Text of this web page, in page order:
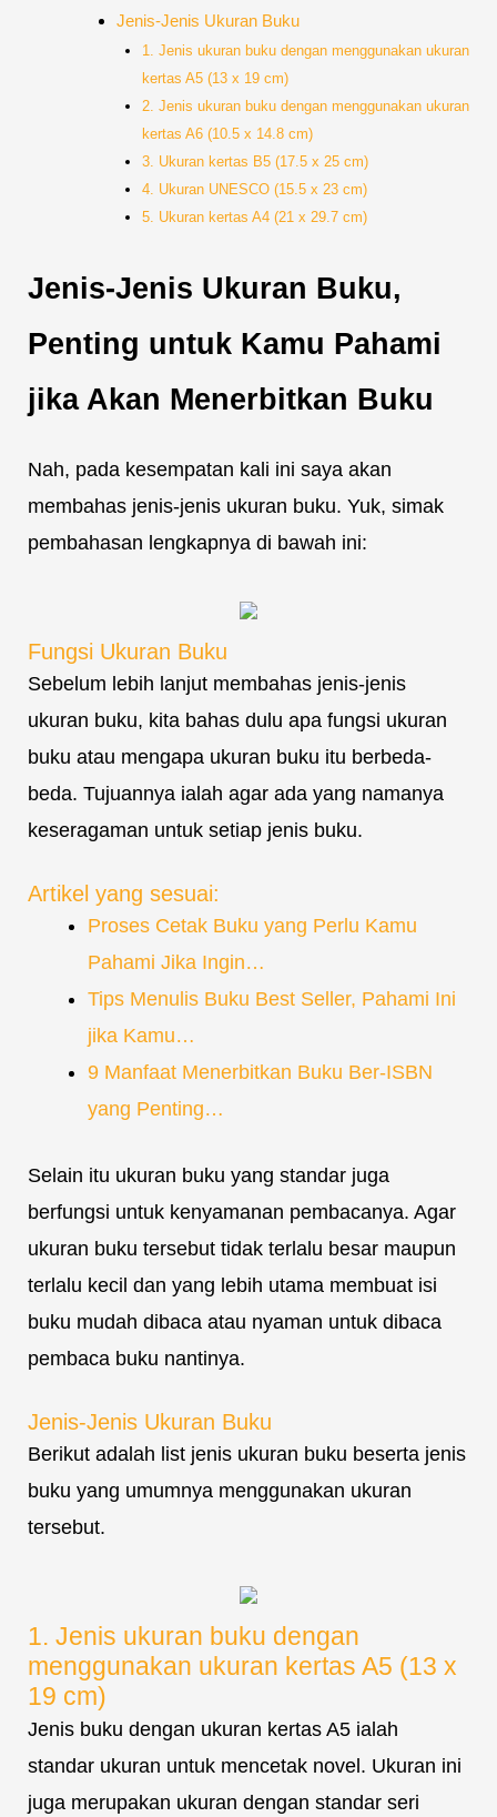
Jenis-Jenis Ukuran Buku
1. Jenis ukuran buku dengan menggunakan ukuran
kertas A5 (13 x 19 cm)
2. Jenis ukuran buku dengan menggunakan ukuran
kertas A6 (10.5 x 14.8 cm)
3. Ukuran kertas B5 (17.5 x 25 cm)
4. Ukuran UNESCO (15.5 x 23 cm)
5. Ukuran kertas A4 (21 x 29.7 cm)
Jenis-Jenis Ukuran Buku,
Penting untuk Kamu Pahami
jika Akan Menerbitkan Buku
Nah, pada kesempatan kali ini saya akan
membahas jenis-jenis ukuran buku. Yuk, simak
pembahasan lengkapnya di bawah ini:
Fungsi Ukuran Buku
Sebelum lebih lanjut membahas jenis-jenis
ukuran buku, kita bahas dulu apa fungsi ukuran
buku atau mengapa ukuran buku itu berbeda-
beda. Tujuannya ialah agar ada yang namanya
keseragaman untuk setiap jenis buku.
Artikel yang sesuai:
Proses Cetak Buku yang Perlu Kamu
Pahami Jika Ingin…
Tips Menulis Buku Best Seller, Pahami Ini
jika Kamu…
9 Manfaat Menerbitkan Buku Ber-ISBN
yang Penting…
Selain itu ukuran buku yang standar juga
berfungsi untuk kenyamanan pembacanya. Agar
ukuran buku tersebut tidak terlalu besar maupun
terlalu kecil dan yang lebih utama membuat isi
buku mudah dibaca atau nyaman untuk dibaca
pembaca buku nantinya.
Jenis-Jenis Ukuran Buku
Berikut adalah list jenis ukuran buku beserta jenis
buku yang umumnya menggunakan ukuran
tersebut.
1. Jenis ukuran buku dengan
menggunakan ukuran kertas A5 (13 x
19 cm)
Jenis buku dengan ukuran kertas A5 ialah
standar ukuran untuk mencetak novel. Ukuran ini
juga merupakan ukuran dengan standar seri